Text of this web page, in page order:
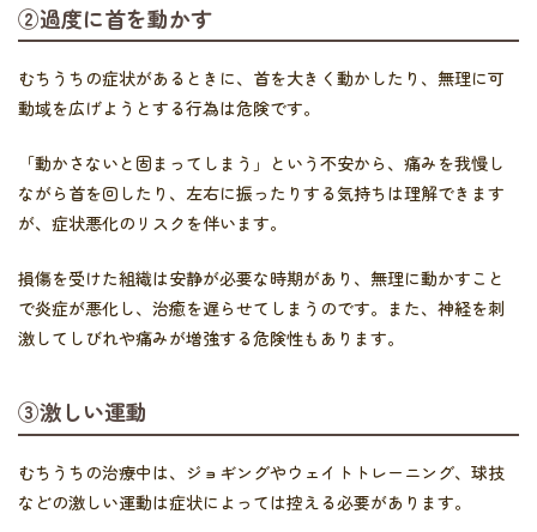
②過度に首を動かす
むちうちの症状があるときに、首を大きく動かしたり、無理に可
動域を広げようとする行為は危険です。
「動かさないと固まってしまう」という不安から、痛みを我慢し
ながら首を回したり、左右に振ったりする気持ちは理解できます
が、症状悪化のリスクを伴います。
損傷を受けた組織は安静が必要な時期があり、無理に動かすこと
で炎症が悪化し、治癒を遅らせてしまうのです。また、神経を刺
激してしびれや痛みが増強する危険性もあります。
③激しい運動
むちうちの治療中は、ジョギングやウェイトトレーニング、球技
などの激しい運動は症状によっては控える必要があります。